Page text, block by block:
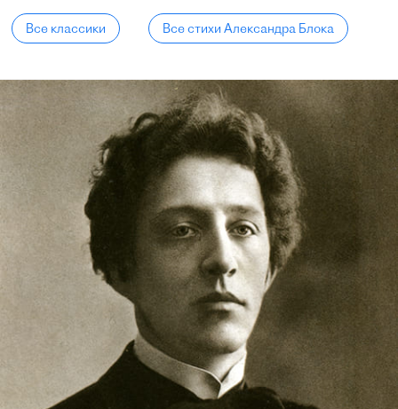
Все классики Все стихи Александра Блока